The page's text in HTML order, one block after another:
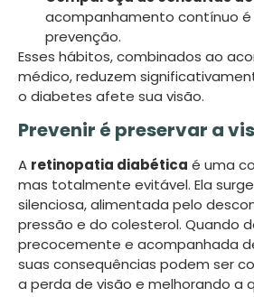
acompanhamento contínuo
prevenção.
Esses hábitos, combinados ao
médico, reduzem
o diabetes afete sua visão.
Prevenir é preservar a
A retinopatia diabética é uma
mas totalmente evitável. Ela
silenciosa, alimentada pelo
pressão e do colesterol. Quando
precocemente e acompanhada
suas consequências podem ser
a perda de visão e melhorando a